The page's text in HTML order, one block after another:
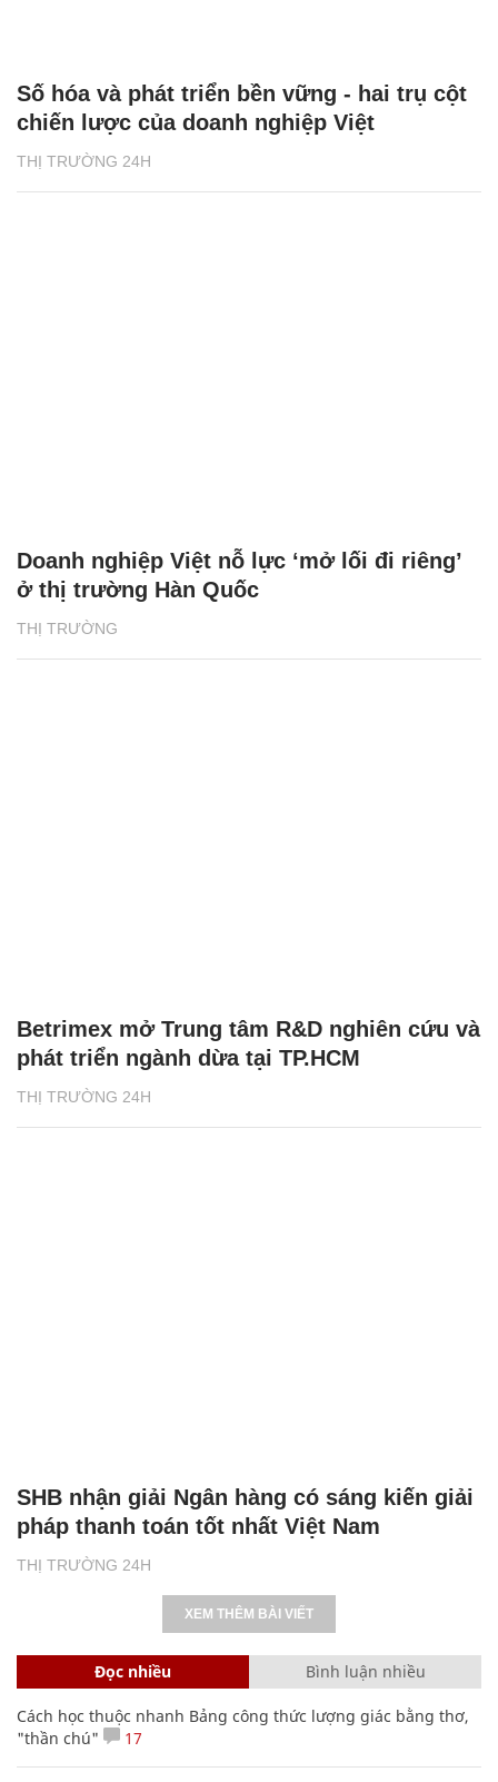
THỊ TRƯỜNG 24H
Số hóa và phát triển bền vững - hai trụ cột
chiến lược của doanh nghiệp Việt
THỊ TRƯỜNG
Doanh nghiệp Việt nỗ lực ‘mở lối đi riêng’
ở thị trường Hàn Quốc
THỊ TRƯỜNG 24H
Betrimex mở Trung tâm R&D nghiên cứu và
phát triển ngành dừa tại TP.HCM
THỊ TRƯỜNG 24H
SHB nhận giải Ngân hàng có sáng kiến giải
pháp thanh toán tốt nhất Việt Nam
XEM THÊM BÀI VIẾT
Đọc nhiều Bình luận nhiều
Cách học thuộc nhanh Bảng công thức lượng giác bằng thơ,
"thần chú"
17